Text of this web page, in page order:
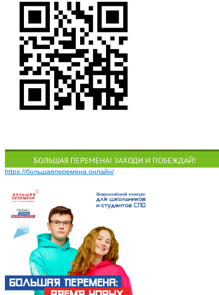
БОЛЬШАЯ ПЕРЕМЕНА! ЗАХОДИ И ПОБЕЖДАЙ!
https://большаяперемена.онлайн/